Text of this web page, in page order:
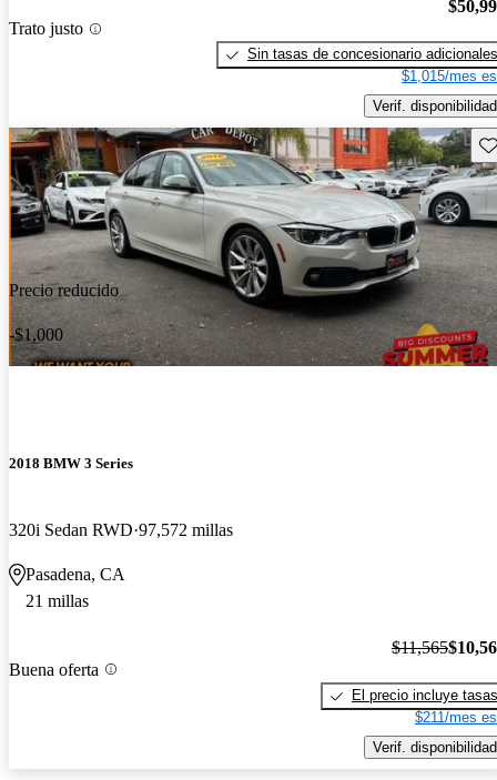
Trato justo
Sin tasas de concesionario adicionales
$1,015/mes
Verif. disponibilidad
Precio reducido
-$1,000
2018 BMW 3 Series
320i Sedan RWD 97,572 millas
Pasadena, CA
21 millas
Buena oferta
$11,565
El precio incluye tasas
$211/mes
Verif. disponibilidad